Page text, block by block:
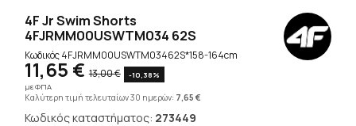
4F Jr Swim Shorts
4FJRMM00USWTM034 62S
Κωδικός4FJRMM00USWTM03462S*158-164cm
11,65 € 13,00 €
-10,38%
με ΦΠΑ
Καλύτερη τιμή τελευταίων 30 ημερών: 7,65 €
Κωδικός καταστήματος: 273449